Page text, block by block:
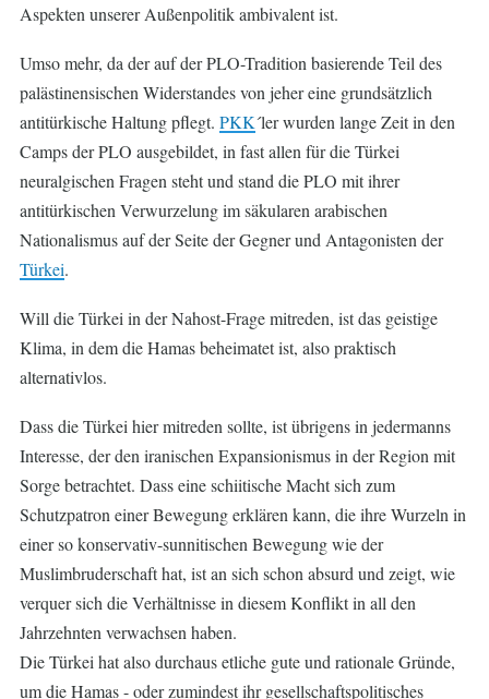
Aspekten unserer Außenpolitik ambivalent ist.
Umso mehr, da der auf der PLO-Tradition basierende Teil des
palästinensischen Widerstandes von jeher eine grundsätzlich
antitürkische Haltung pflegt. PKK´ler wurden lange Zeit in den
Camps der PLO ausgebildet, in fast allen für die Türkei
neuralgischen Fragen steht und stand die PLO mit ihrer
antitürkischen Verwurzelung im säkularen arabischen
Nationalismus auf der Seite der Gegner und Antagonisten der
Türkei.
Will die Türkei in der Nahost-Frage mitreden, ist das geistige
Klima, in dem die Hamas beheimatet ist, also praktisch
alternativlos.
Dass die Türkei hier mitreden sollte, ist übrigens in jedermanns
Interesse, der den iranischen Expansionismus in der Region mit
Sorge betrachtet. Dass eine schiitische Macht sich zum
Schutzpatron einer Bewegung erklären kann, die ihre Wurzeln in
einer so konservativ-sunnitischen Bewegung wie der
Muslimbruderschaft hat, ist an sich schon absurd und zeigt, wie
verquer sich die Verhältnisse in diesem Konflikt in all den
Jahrzehnten verwachsen haben.
Die Türkei hat also durchaus etliche gute und rationale Gründe,
um die Hamas - oder zumindest ihr gesellschaftspolitisches